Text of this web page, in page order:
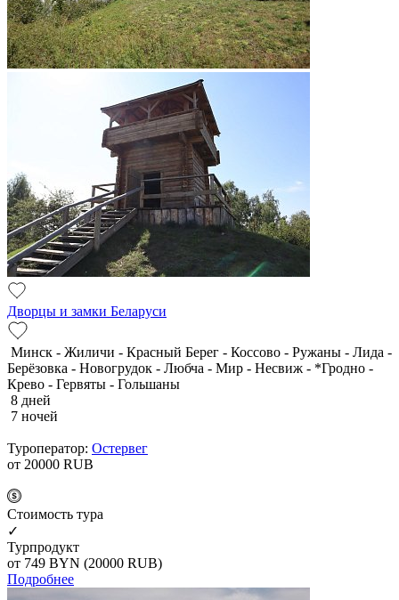
Дворцы и замки Беларуси
Минск - Жиличи - Красный Берег - Коссово - Ружаны - Лида -
Берёзовка - Новогрудок - Любча - Мир - Несвиж - *Гродно -
Крево - Гервяты - Гольшаны
8 дней
7 ночей
Туроператор: Остервег
от 20000 RUB
Cтоимость тура
✓
Турпродукт
от 749 BYN (20000 RUB)
Подробнее